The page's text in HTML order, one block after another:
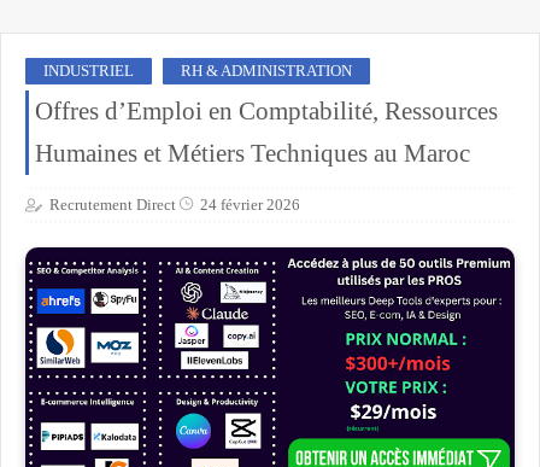
INDUSTRIEL RH & ADMINISTRATION
Offres d’Emploi en Comptabilité, Ressources
Humaines et Métiers Techniques au Maroc
Recrutement Direct 24 février 2026